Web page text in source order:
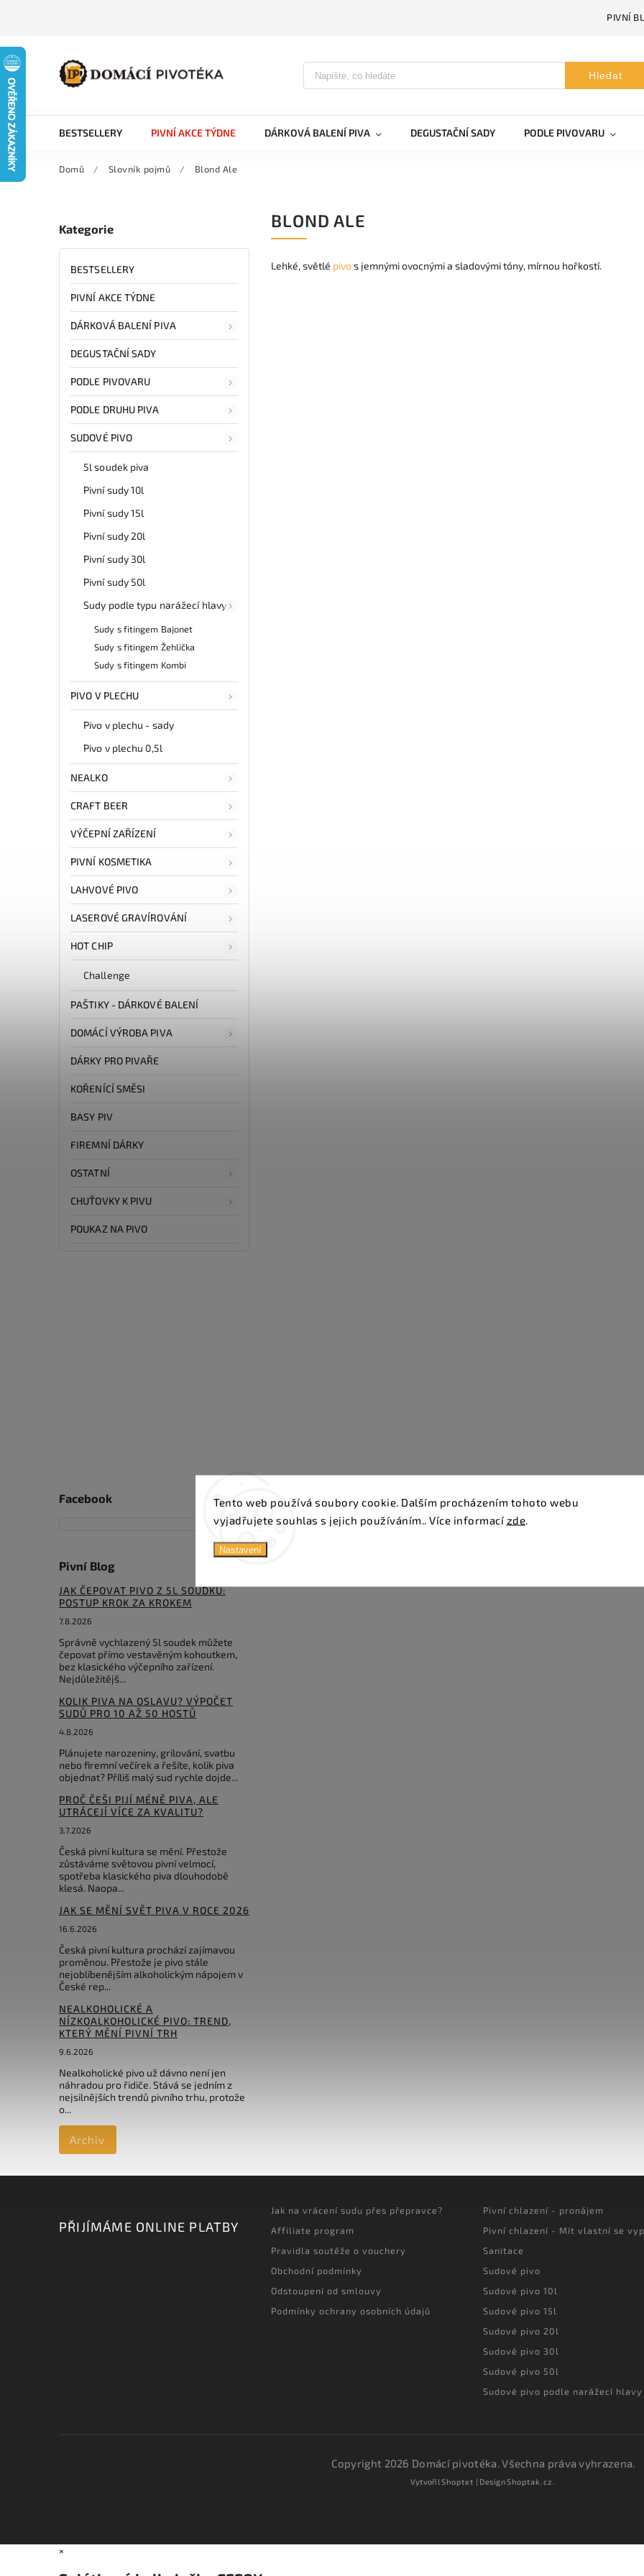
Tento web používá soubory cookie. Dalším procházením tohoto webu
vyjadřujete souhlas s jejich používáním.. Více informací zde
Nastavení
PIVNÍ
Hledat
BESTSELLERY PIVNÍ AKCE TÝDNE DÁRKOVÁ BALENÍ PIVA DEGUSTAČNÍ SADY PODLE PIVOVARU
Domů / Slovník pojmů / Blond Ale
Kategorie
BESTSELLERY
PIVNÍ AKCE TÝDNE
DÁRKOVÁ BALENÍ PIVA
DEGUSTAČNÍ SADY
PODLE PIVOVARU
PODLE DRUHU PIVA
SUDOVÉ PIVO
5l soudek piva
Pivní sudy 10l
Pivní sudy 15l
Pivní sudy 20l
Pivní sudy 30l
Pivní sudy 50l
Sudy podle typu narážecí hlavy
Sudy s fitingem Bajonet
Sudy s fitingem Žehlička
Sudy s fitingem Kombi
PIVO V PLECHU
Pivo v plechu - sady
Pivo v plechu 0,5l
NEALKO
CRAFT BEER
VÝČEPNÍ ZAŘÍZENÍ
PIVNÍ KOSMETIKA
LAHVOVÉ PIVO
LASEROVÉ GRAVÍROVÁNÍ
HOT CHIP
Challenge
PAŠTIKY - DÁRKOVÉ BALENÍ
DOMÁCÍ VÝROBA PIVA
DÁRKY PRO PIVAŘE
KOŘENÍCÍ SMĚSI
BASY PIV
FIREMNÍ DÁRKY
OSTATNÍ
CHUŤOVKY K PIVU
POUKAZ NA PIVO
Facebook
Pivní Blog
JAK ČEPOVAT PIVO Z 5L SOUDKU:
POSTUP KROK ZA KROKEM
7.8.2026
Správně vychlazený 5l soudek můžete
čepovat přímo vestavěným kohoutkem,
bez klasického výčepního zařízení.
Nejdůležitějš...
KOLIK PIVA NA OSLAVU? VÝPOČET
SUDŮ PRO 10 AŽ 50 HOSTŮ
4.8.2026
Plánujete narozeniny, grilování, svatbu
nebo firemní večírek a řešíte, kolik piva
objednat? Příliš malý sud rychle dojde...
PROČ ČEŠI PIJÍ MÉNĚ PIVA, ALE
UTRÁCEJÍ VÍCE ZA KVALITU?
3.7.2026
Česká pivní kultura se mění. Přestože
zůstáváme světovou pivní velmocí,
spotřeba klasického piva dlouhodobě
klesá. Naopa...
JAK SE MĚNÍ SVĚT PIVA V ROCE 2026
16.6.2026
Česká pivní kultura prochází zajímavou
proměnou. Přestože je pivo stále
nejoblíbenějším alkoholickým nápojem v
České rep...
NEALKOHOLICKÉ A
NÍZKOALKOHOLICKÉ PIVO: TREND,
KTERÝ MĚNÍ PIVNÍ TRH
9.6.2026
Nealkoholické pivo už dávno není jen
náhradou pro řidiče. Stává se jedním z
nejsilnějších trendů pivního trhu, protože
o...
Archiv
BLOND ALE
Lehké, světlé pivos jemnými ovocnými a sladovými tóny, mírnou hořkostí.
PŘIJÍMÁME ONLINE PLATBY
Jak na vrácení sudu přes přepravce?
Affiliate program
Pravidla soutěže o vouchery
Obchodní podmínky
Odstoupení od smlouvy
Podmínky ochrany osobních údajů
Pivní chlazení - pronájem
Pivní chlazení - Mít vlastní se
Sanitace
Sudové pivo
Sudové pivo 10l
Sudové pivo 15l
Sudové pivo 20l
Sudové pivo 30l
Sudové pivo 50l
Sudové pivo podle narážecí hlavy
Copyright 2026 Domácí pivotéka. Všechna práva vyhrazena.
VytvořilShoptet | DesignShoptak.cz.
×